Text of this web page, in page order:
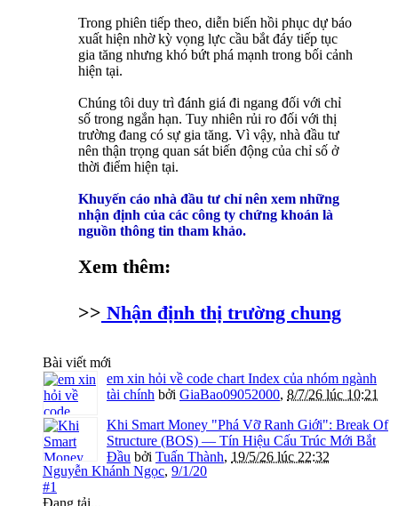
Trong phiên tiếp theo, diễn biến hồi phục dự báo
xuất hiện nhờ kỳ vọng lực cầu bắt đáy tiếp tục
gia tăng nhưng khó bứt phá mạnh trong bối cảnh
hiện tại.
Chúng tôi duy trì đánh giá đi ngang đối với chỉ
số trong ngắn hạn. Tuy nhiên rủi ro đối với thị
trường đang có sự gia tăng. Vì vậy, nhà đầu tư
nên thận trọng quan sát biến động của chỉ số ở
thời điểm hiện tại.
Khuyến cáo nhà đầu tư chỉ nên xem những
nhận định của các công ty chứng khoán là
nguồn thông tin tham khảo.
Xem thêm:
>> Nhận định thị trường chung
Bài viết mới
em xin hỏi về code chart Index của nhóm ngành
tài chính bởi GiaBao09052000, 8/7/26 lúc 10:21
Khi Smart Money "Phá Vỡ Ranh Giới": Break Of
Structure (BOS) — Tín Hiệu Cấu Trúc Mới Bắt
Đầu bởi Tuấn Thành, 19/5/26 lúc 22:32
Nguyễn Khánh Ngọc, 9/1/20
#1